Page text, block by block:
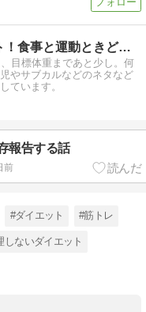
再開10キロダイエット！食事と運動ときどき雑記
目標体重まであと少し。何
やサブカルなどのネタなど
ています。
報告する話
前
#ダイエット #筋トレ
しないダイエット